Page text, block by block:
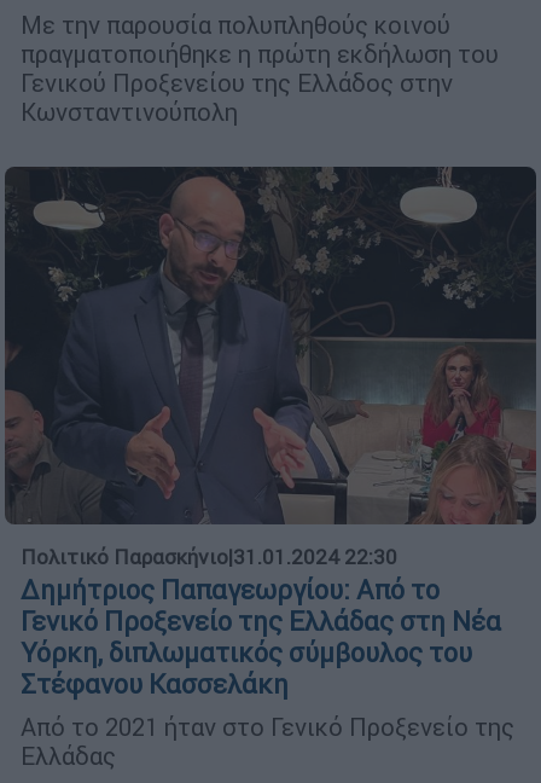
Με την παρουσία πολυπληθούς κοινού
πραγματοποιήθηκε η πρώτη εκδήλωση του
Γενικού Προξενείου της Ελλάδος στην
Κωνσταντινούπολη
Πολιτικό Παρασκήνιο|31.01.2024 22:30
Δημήτριος Παπαγεωργίου: Από το
Γενικό Προξενείο της Ελλάδας στη Νέα
Υόρκη, διπλωματικός σύμβουλος του
Στέφανου Κασσελάκη
Από το 2021 ήταν στο Γενικό Προξενείο της
Ελλάδας